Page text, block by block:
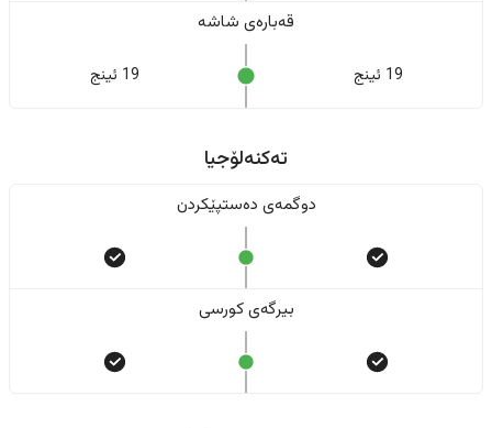
قەبارەی شاشە
19 ئینج 19 ئینج
تەکنەلۆجیا
دوگمەی دەستپێکردن
بیرگەی کورسی